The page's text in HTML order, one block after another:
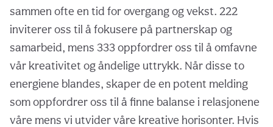
sammen ofte en tid for overgang og vekst. 222
inviterer oss til å fokusere på partnerskap og
samarbeid, mens 333 oppfordrer oss til å omfavne
vår kreativitet og åndelige uttrykk. Når disse to
energiene blandes, skaper de en potent melding
som oppfordrer oss til å finne balanse i relasjonene
våre mens vi utvider våre kreative horisonter. Hvis